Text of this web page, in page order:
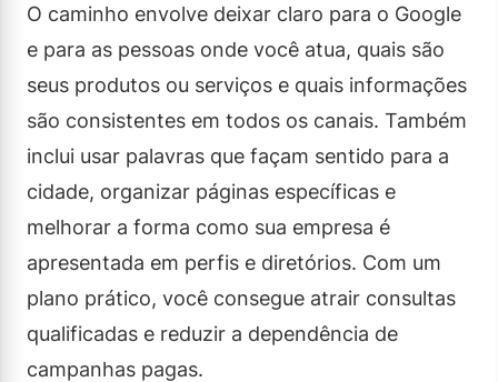
O caminho envolve deixar claro para o Google
e para as pessoas onde você atua, quais são
seus produtos ou serviços e quais informações
são consistentes em todos os canais. Também
inclui usar palavras que façam sentido para a
cidade, organizar páginas específicas e
melhorar a forma como sua empresa é
apresentada em perfis e diretórios. Com um
plano prático, você consegue atrair consultas
qualificadas e reduzir a dependência de
campanhas pagas.